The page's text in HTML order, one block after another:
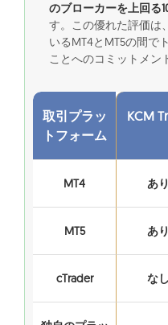
のブローカーを上回る
す。この優れた評価は
いるMT4とMT5の間で
ことへのコミットメン
取引プラッ
トフォーム
KCM
MT4 あり
MT5 あり
cTrader なし